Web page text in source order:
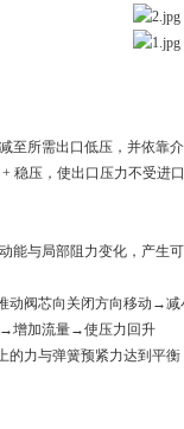
至所需出口低压，并依靠
稳压，使出口压力不受进
能与局部阻力变化，产生
阀芯向关闭方向移动→
增加流量→使压力回升
的力与弹簧预紧力达到平